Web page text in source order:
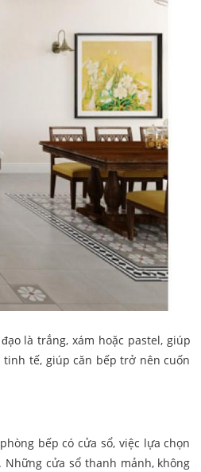
là trắng, xám hoặc pastel, giúp
tế, giúp căn bếp trở nên cuốn
bếp có cửa sổ, việc lựa chọn
cửa sổ thanh mảnh, không